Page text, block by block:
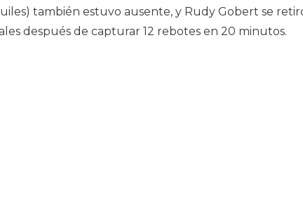
también estuvo ausente, y Rudy Gobert se
después de capturar 12 rebotes en 20 minutos.